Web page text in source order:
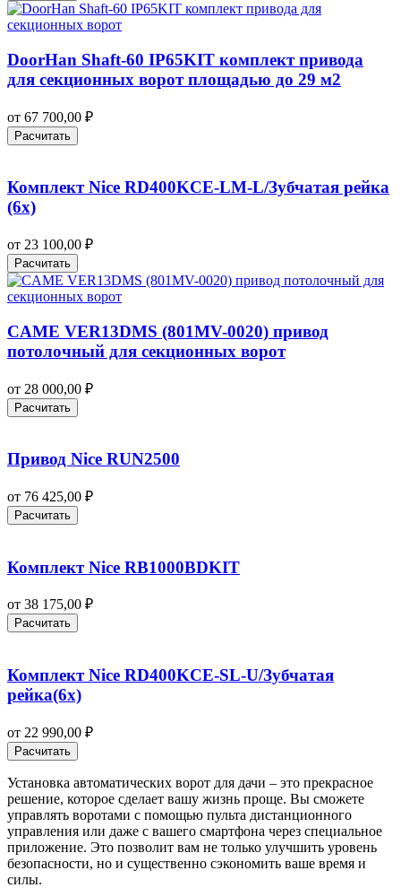
DoorHan Shaft-60 IP65KIT комплект привода
для секционных ворот площадью до 29 м2
от 67 700,00 ₽
Расчитать
Комплект Nice RD400KCE-LM-L/Зубчатая рейка
(6x)
от 23 100,00 ₽
Расчитать
CAME VER13DMS (801MV-0020) привод
потолочный для секционных ворот
от 28 000,00 ₽
Расчитать
Привод Nice RUN2500
от 76 425,00 ₽
Расчитать
Комплект Nice RB1000BDKIT
от 38 175,00 ₽
Расчитать
Комплект Nice RD400KCE-SL-U/Зубчатая
рейка(6x)
от 22 990,00 ₽
Расчитать
Установка автоматических ворот для дачи – это прекрасное
решение, которое сделает вашу жизнь проще. Вы сможете
управлять воротами с помощью пульта дистанционного
управления или даже с вашего смартфона через специальное
приложение. Это позволит вам не только улучшить уровень
безопасности, но и существенно сэкономить ваше время и
силы.